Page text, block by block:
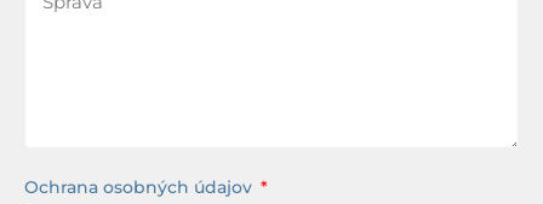
Ochrana osobných údajov